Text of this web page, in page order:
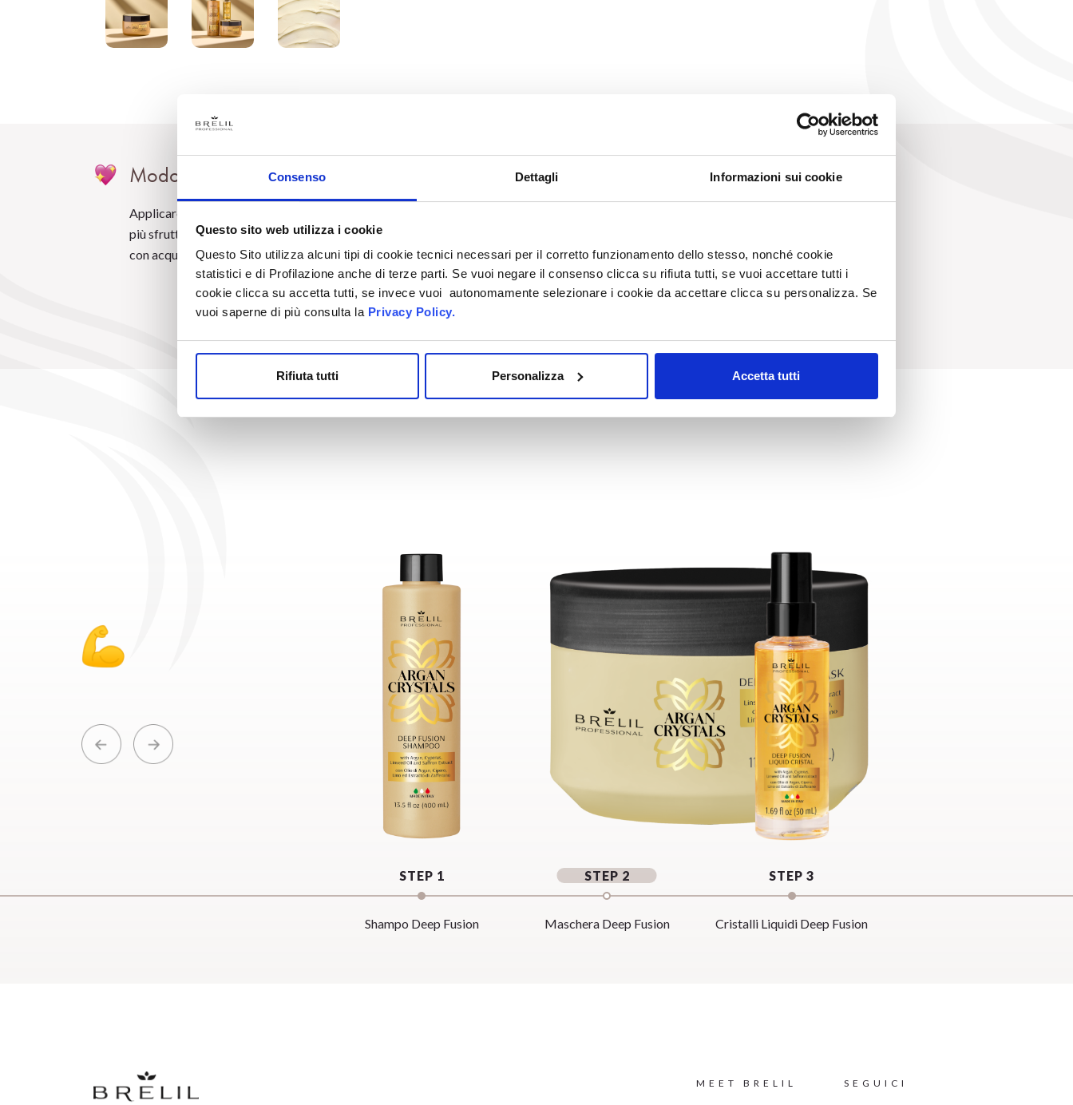
Consenso Dettagli Informazioni sui cookie
Questo sito web utilizza i cookie
Questo Sito utilizza alcuni tipi di cookie tecnici necessari per il corretto funzionamento dello stesso, nonché cookie
statistici e di Profilazione anche di terze parti. Se vuoi negare il consenso clicca su rifiuta tutti, se vuoi accettare tutti i
cookie clicca su accetta tutti, se invece vuoi autonomamente selezionare i cookie da accettare clicca su personalizza. Se
vuoi saperne di più consulta la Privacy Policy.
Rifiuta tutti Personalizza Accetta tutti
Modo d'uso:
Applicare sui capelli umidi, lunghezze e punte, massaggiando e pettinando le parti
più sfruttate. Lasciare agire per 3/5 minuti quindi risciacquare abbondantemente
con acqua tiepida.
STEP 1
Shampo Deep Fusion
STEP 2
Maschera Deep Fusion
STEP 3
Cristalli Liquidi Deep Fusion
MEET BRELIL SEGUICI